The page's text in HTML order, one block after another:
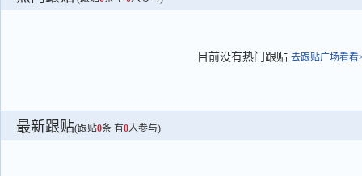
目前没有热门跟贴 去跟贴广场看看
最新跟贴(跟贴0条 有0人参与)